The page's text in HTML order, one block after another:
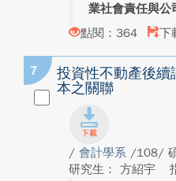
業社會責任與公
點閱：364
下
7
投資性不動產後續
本之關聯
/ 會計學系 /108/
研究生： 方紹宇